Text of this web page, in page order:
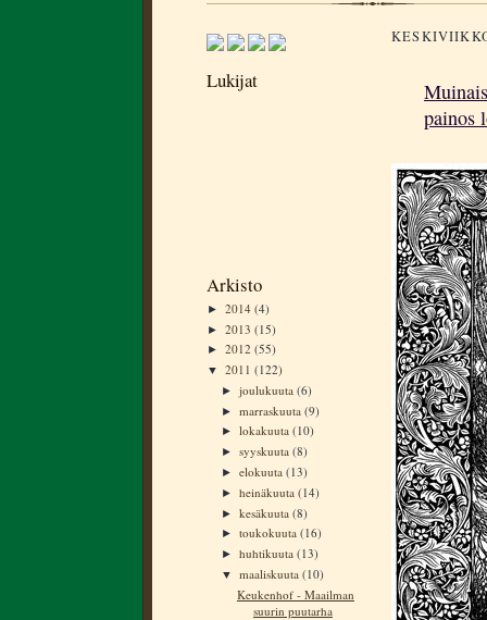
Lukijat
Arkisto
► 2014 (4)
► 2013 (15)
► 2012 (55)
▼ 2011 (122)
►joulukuuta(6)
►marraskuuta(9)
►lokakuuta(10)
►syyskuuta(8)
►elokuuta(13)
►heinäkuuta(14)
►kesäkuuta(8)
►toukokuuta(16)
►huhtikuuta(13)
▼maaliskuuta(10)
Keukenhof - Maailman
suurin puutarha
painos